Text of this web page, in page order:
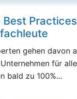
Best
gehen davon
für alle
bald zu 100%...